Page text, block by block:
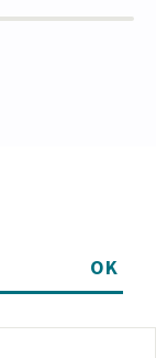
OK